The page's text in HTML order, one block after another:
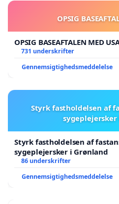
OPSIG
OPSIG BASEAFTALEN MED
731 underskrifter
Gennemsigtighedsmeddelelse
Styrk fastholdelsen af
sygeplejersker
Styrk fastholdelsen af
sygeplejersker i Grønland
86 underskrifter
Gennemsigtighedsmeddelelse